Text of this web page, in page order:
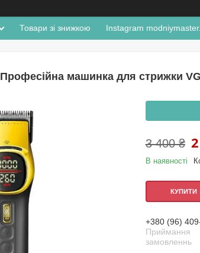
Товари зі знижкою Instagram
Професійна машинка для стрижки
3 400 ₴
В наявності
КУПИТИ
+380 (96)
Приймання
замовленнь